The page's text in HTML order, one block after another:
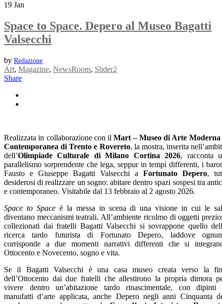
19 Jan
Space to Space. Depero al Museo Bagatti
Valsecchi
by Redazione
Art, Magazine, NewsRoom, Slider2
Share
Realizzata in collaborazione con ilMart – Museo di Arte Moderna
Contemporanea di Trento e Rovereto, la mostra, inserita
dell’Olimpiade Culturale di Milano Cortina 2026, racconta
parallelismo sorprendente che lega, seppur in tempi differenti, i
Fausto e Giuseppe Bagatti Valsecchi a Fortunato Depero,
desiderosi di realizzare un sogno: abitare dentro spazi sospesi tra
e contemporaneo. Visitabile dal 13 febbraio al 2 agosto 2026.
Space to Spaceè la messa in scena di una visione in cui le
diventano meccanismi teatrali. All’ambiente ricolmo di oggetti
collezionati dai fratelli Bagatti Valsecchi si sovrappone quello
ricerca tardo futurista di Fortunato Depero, laddove
corrisponde a due momenti narrativi differenti che si
Ottocento e Novecento, sogno e vita.
Se il Bagatti Valsecchi è una casa museo creata verso la
dell’Ottocento dai due fratelli che allestirono la propria dimora
vivere dentro un’abitazione tardo rinascimentale, con dipinti
manufatti d’arte applicata, anche Depero negli anni Cinquanta